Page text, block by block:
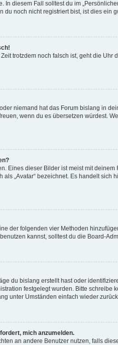
diesem Fall solltest du im
noch nicht registriert bist, ist dies ein
trotzdem noch falsch ist, geht die
niemand hat das Forum bislang in
wenn du es übersetzen würdest.
Eines dieser Bilder ist meist mit
„Avatar“ bezeichnet. Es handelt
der folgenden vier Methoden
kannst, solltest du die Board-
du bislang erstellt hast oder
festgelegt wurden. Bitte
unter Umständen einfach wieder
mich anzumelden.
an andere Benutzer nutzen, falls